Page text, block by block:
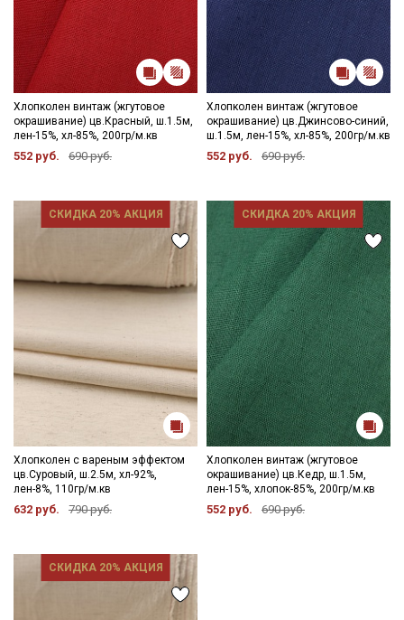
Хлопколен винтаж (жгутовое
окрашивание) цв.Красный, ш.1.5м,
лен-15%, хл-85%, 200гр/м.кв
552 руб. 690 руб.
Хлопколен винтаж (жгутовое
окрашивание) цв.Джинсово-синий,
ш.1.5м, лен-15%, хл-85%, 200гр/м.кв
552 руб. 690 руб.
СКИДКА 20% АКЦИЯ
Хлопколен с вареным эффектом
цв.Суровый, ш.2.5м, хл-92%,
лен-8%, 110гр/м.кв
632 руб. 790 руб.
СКИДКА 20% АКЦИЯ
Хлопколен винтаж (жгутовое
окрашивание) цв.Кедр, ш.1.5м,
лен-15%, хлопок-85%, 200гр/м.кв
552 руб. 690 руб.
СКИДКА 20% АКЦИЯ